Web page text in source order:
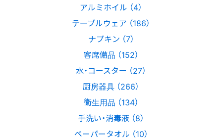
アルミホイル （4）
テーブルウェア （186）
ナプキン （7）
客席備品 （152）
水・コースター （27）
厨房器具 （266）
衛生用品 （134）
手洗い・消毒液 （8）
ペーパータオル （10）